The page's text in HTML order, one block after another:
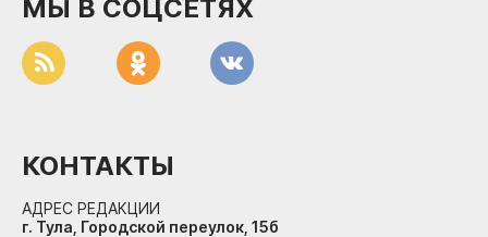
МЫ В СОЦСЕТЯХ
КОНТАКТЫ
АДРЕС РЕДАКЦИИ
г. Тула, Городской переулок, 15б